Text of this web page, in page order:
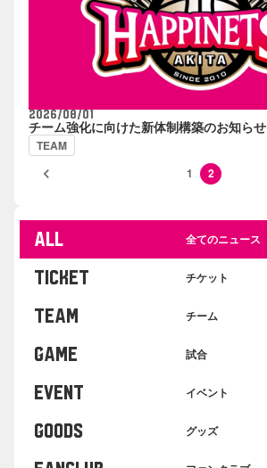
2026/08/01
チーム強化に向けた新体制構築のお知らせ
TEAM
keyboard_arrow_left 1 2
ALL 全てのニュース
TICKET チケット
TEAM チーム
GAME 試合
EVENT イベント
GOODS グッズ